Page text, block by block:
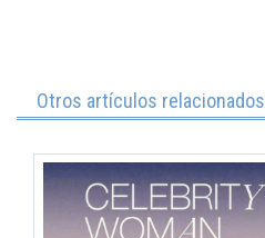
Otros artículos relacionados